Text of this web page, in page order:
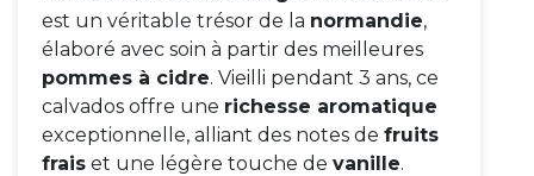
est un véritable trésor de la normandie,
élaboré avec soin à partir des meilleures
pommes à cidre. Vieilli pendant 3 ans, ce
calvados offre une richesse aromatique
exceptionnelle, alliant des notes de fruits
frais et une légère touche de vanille.